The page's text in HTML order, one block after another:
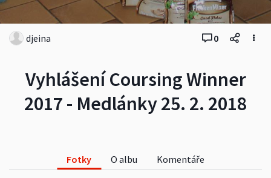
Vyhlášení Coursing Winner
2017 - Medlánky 25. 2. 2018
djeina 0
Fotky O albu Komentáře